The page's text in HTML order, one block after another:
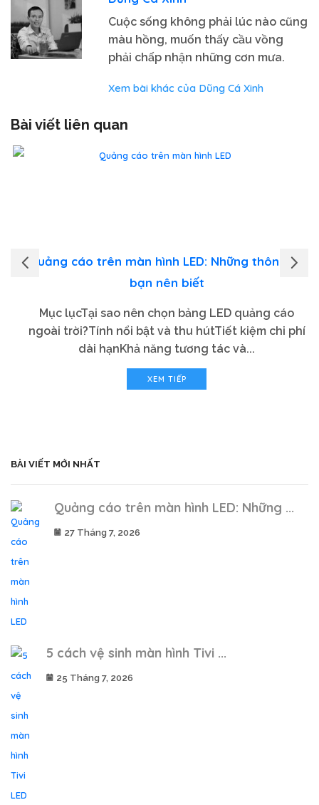
Cuộc sống không phải lúc nào cũng
màu hồng, muốn thấy cầu vồng
phải chấp nhận những cơn mưa.
Xem bài khác của Dũng Cá Xinh
Bài viết liên quan
Quảng cáo trên màn hình LED: Những thông tin
bạn nên biết
Mục lụcTại sao nên chọn bảng LED quảng cáo
ngoài trời?Tính nổi bật và thu hútTiết kiệm chi phí
dài hạnKhả năng tương tác và...
XEM TIẾP
BÀI VIẾT MỚI NHẤT
Quảng cáo trên màn hình LED: Những ...
27 Tháng 7, 2026
5 cách vệ sinh màn hình Tivi ...
25 Tháng 7, 2026